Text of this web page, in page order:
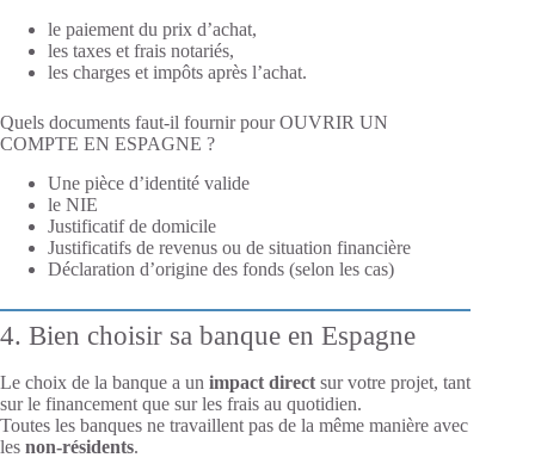
le paiement du prix d’achat,
les taxes et frais notariés,
les charges et impôts après l’achat.
Quels documents faut-il fournir pour OUVRIR UN
COMPTE EN ESPAGNE ?
Une pièce d’identité valide
le NIE
Justificatif de domicile
Justificatifs de revenus ou de situation financière
Déclaration d’origine des fonds (selon les cas)
4. Bien choisir sa banque en Espagne
Le choix de la banque a un impact direct sur votre projet, tant
sur le financement que sur les frais au quotidien.
Toutes les banques ne travaillent pas de la même manière avec
les non-résidents.